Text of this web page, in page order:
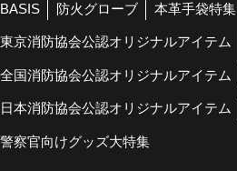
BASIS 防火グローブ 本革手袋特集
東京消防協会公認オリジナルアイテム
全国消防協会公認オリジナルアイテム
日本消防協会公認オリジナルアイテム
警察官向けグッズ大特集